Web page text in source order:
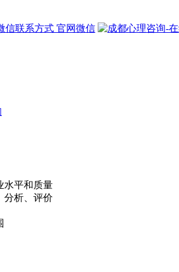
官网微信
水平和质量
分析、评价